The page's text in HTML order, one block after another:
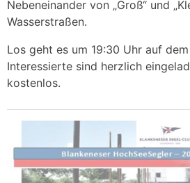
Nebeneinander von „Groß“ und
Wasserstraßen.
Los geht es um 19:30 Uhr auf
Interessierte sind herzlich
kostenlos.